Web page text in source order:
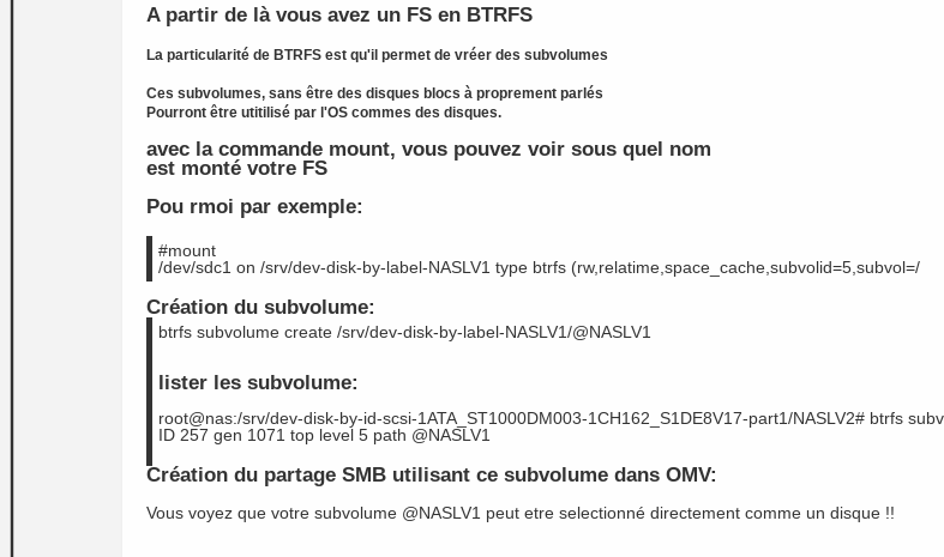
A partir de là vous avez un FS en BTRFS
La particularité de BTRFS est qu'il permet de vréer des subvolumes
Ces subvolumes, sans être des disques blocs à proprement parlés
Pourront être utitilisé par l'OS commes des disques.
avec la commande mount, vous pouvez voir sous quel nom
est monté votre FS
Pou rmoi par exemple:
#mount
/dev/sdc1 on /srv/dev-disk-by-label-NASLV1 type btrfs (rw,relatime,space_cache,subvolid=5,subvol=/
Création du subvolume:
btrfs subvolume create /srv/dev-disk-by-label-NASLV1/@NASLV1
lister les subvolume:
root@nas:/srv/dev-disk-by-id-scsi-1ATA_ST1000DM003-1CH162_S1DE8V17-part1/NASLV2# btrfs
ID 257 gen 1071 top level 5 path @NASLV1
Création du partage SMB utilisant ce subvolume dans OMV:
Vous voyez que votre subvolume @NASLV1 peut etre selectionné directement comme un disque !!